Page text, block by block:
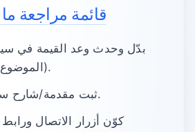
قائمة مراجعة ما
بدّل وحدث وعد القيمة في
(الموضوع والجمهور).
ثبت مقدمة/شارح سلسلة واحد.
كوّن أزرار الاتصال